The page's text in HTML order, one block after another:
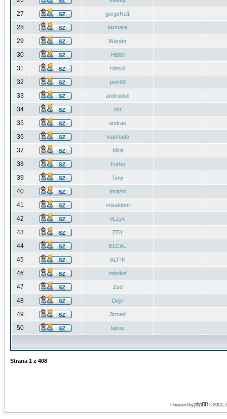
27 gorgeNo1
28 tarmara
29 Warder
30 HB80
31 robsol
32 petr99
33 androidoll
34 ohr
35 andras
36 machado
37 Mira
38 Furbo
39 Tony
40 mrazik
41 misakben
42 eLzyx
43 ZBY
44 ELCAL
45 ALFIK
46 mholod
47 Zed
48 Dejv
49 Strnad
50 lapos
Strana 1 z 408
Powered byphpBB© 2001,